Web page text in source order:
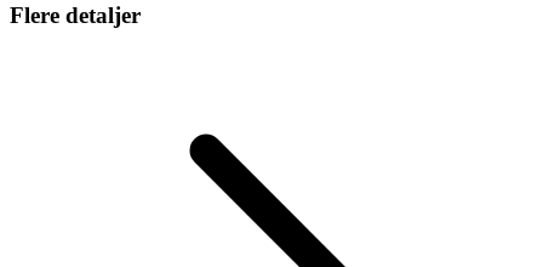
Flere detaljer